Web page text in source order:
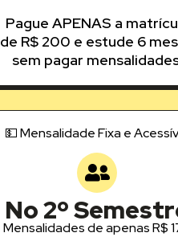
Pague APENAS a
de R$ 200 e estude 6
sem pagar
💵 Mensalidade Fixa e
No 2º
Mensalidades de apenas R$